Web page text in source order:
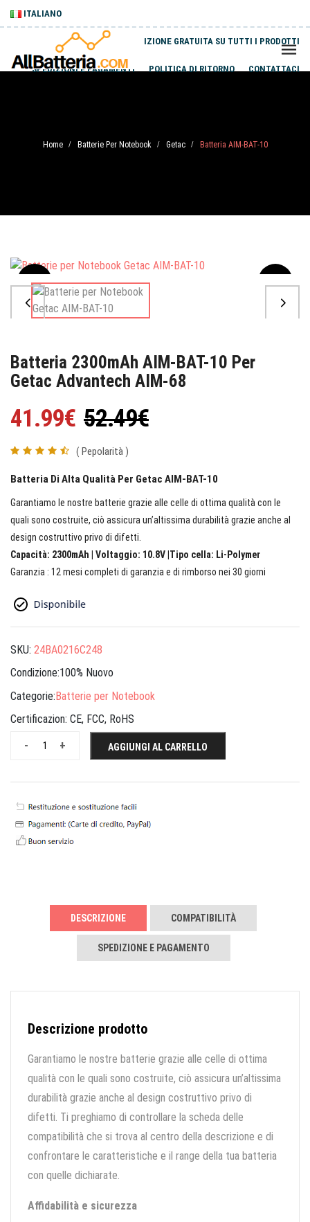
ITALIANO
SPEDIZIONE GRATUITA SU TUTTI I PRODOTTI
SPEDIZIONI E PAGAMENTI POLITICA DI RITORNO CONTATTACI
Home / Batterie Per Notebook / Getac / Batteria AIM-BAT-10
Sale
Batteria 2300mAh AIM-BAT-10 Per
Getac Advantech AIM-68
41.99€ 52.49€
( Pepolarità )
Batteria Di Alta Qualità Per Getac AIM-BAT-10
Garantiamo le nostre batterie grazie alle celle di ottima qualità con le
quali sono costruite, ciò assicura un’altissima durabilità grazie anche al
design costruttivo privo di difetti.
Capacità: 2300mAh | Voltaggio: 10.8V |Tipo cella: Li-Polymer
Garanzia : 12 mesi completi di garanzia e di rimborso nei 30 giorni
SKU: 24BA0216C248
Condizione:100% Nuovo
Categorie:Batterie per Notebook
Certificazion: CE, FCC, RoHS
+
- AGGIUNGI AL CARRELLO
DESCRIZIONE COMPATIBILITÀ
SPEDIZIONE E PAGAMENTO
Descrizione prodotto
Garantiamo le nostre batterie grazie alle celle di ottima
qualità con le quali sono costruite, ciò assicura un’altissima
durabilità grazie anche al design costruttivo privo di
difetti. Ti preghiamo di controllare la scheda delle
compatibilità che si trova al centro della descrizione e di
confrontare le caratteristiche e il range della tua batteria
con quelle dichiarate.
Affidabilità e sicurezza